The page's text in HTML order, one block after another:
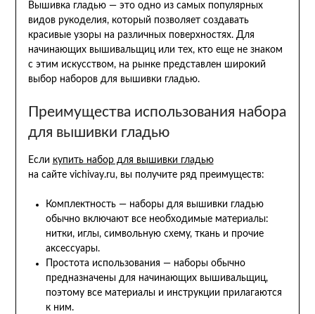
Вышивка гладью — это одно из самых популярных
видов рукоделия, который позволяет создавать
красивые узоры на различных поверхностях. Для
начинающих вышивальщиц или тех, кто еще не знаком
с этим искусством, на рынке представлен широкий
выбор наборов для вышивки гладью.
Преимущества использования набора
для вышивки гладью
Если купить набор для вышивки гладью
на сайте vichivay.ru, вы получите ряд преимуществ:
Комплектность — наборы для вышивки гладью
обычно включают все необходимые материалы:
нитки, иглы, символьную схему, ткань и прочие
аксессуары.
Простота использования — наборы обычно
предназначены для начинающих вышивальщиц,
поэтому все материалы и инструкции прилагаются
к ним.